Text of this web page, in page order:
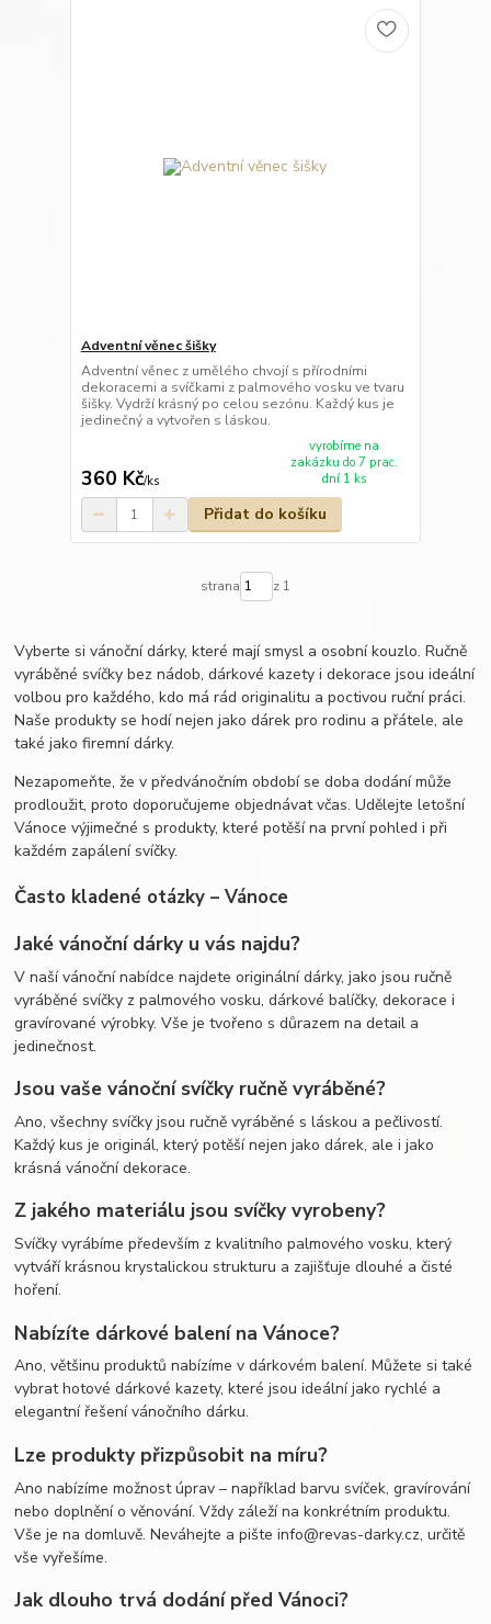
Adventní věnec šišky
Adventní věnec z umělého chvojí s přírodními
dekoracemi a svíčkami z palmového vosku ve tvaru
šišky. Vydrží krásný po celou sezónu. Každý kus je
jedinečný a vytvořen s láskou.
360 Kč/ks
vyrobíme na
zakázku do 7 prac.
dní 1 ks
Přidat do košíku
strana z 1
Vyberte si vánoční dárky, které mají smysl a osobní kouzlo. Ručně
vyráběné svíčky bez nádob, dárkové kazety i dekorace jsou ideální
volbou pro každého, kdo má rád originalitu a poctivou ruční práci.
Naše produkty se hodí nejen jako dárek pro rodinu a přátele, ale
také jako firemní dárky.
Nezapomeňte, že v předvánočním období se doba dodání může
prodloužit, proto doporučujeme objednávat včas. Udělejte letošní
Vánoce výjimečné s produkty, které potěší na první pohled i při
každém zapálení svíčky.
Často kladené otázky – Vánoce
Jaké vánoční dárky u vás najdu?
V naší vánoční nabídce najdete originální dárky, jako jsou ručně
vyráběné svíčky z palmového vosku, dárkové balíčky, dekorace i
gravírované výrobky. Vše je tvořeno s důrazem na detail a
jedinečnost.
Jsou vaše vánoční svíčky ručně vyráběné?
Ano, všechny svíčky jsou ručně vyráběné s láskou a pečlivostí.
Každý kus je originál, který potěší nejen jako dárek, ale i jako
krásná vánoční dekorace.
Z jakého materiálu jsou svíčky vyrobeny?
Svíčky vyrábíme především z kvalitního palmového vosku, který
vytváří krásnou krystalickou strukturu a zajišťuje dlouhé a čisté
hoření.
Nabízíte dárkové balení na Vánoce?
Ano, většinu produktů nabízíme v dárkovém balení. Můžete si také
vybrat hotové dárkové kazety, které jsou ideální jako rychlé a
elegantní řešení vánočního dárku.
Lze produkty přizpůsobit na míru?
Ano nabízíme možnost úprav – například barvu svíček, gravírování
nebo doplnění o věnování. Vždy záleží na konkrétním produktu.
Vše je na domluvě. Neváhejte a pište info@revas-darky.cz, určitě
vše vyřešíme.
Jak dlouho trvá dodání před Vánoci?